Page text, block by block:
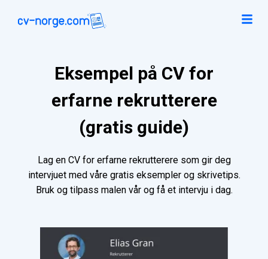
Eksempel på CV for
erfarne rekrutterere
(gratis guide)
Lag en CV for erfarne rekrutterere som gir deg
intervjuet med våre gratis eksempler og skrivetips.
Bruk og tilpass malen vår og få et intervju i dag.